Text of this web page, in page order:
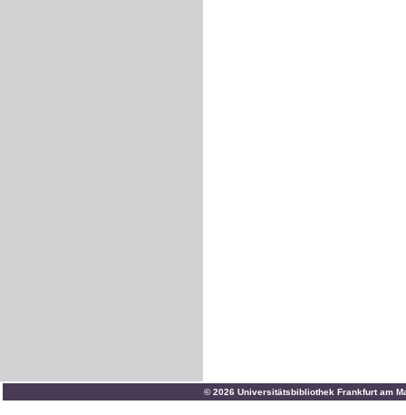
© 2026 Universitätsbibliothek Frankfurt am